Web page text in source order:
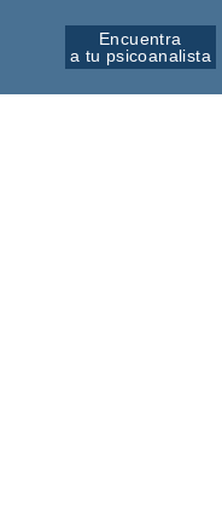
Encuentra
a tu psicoanalista